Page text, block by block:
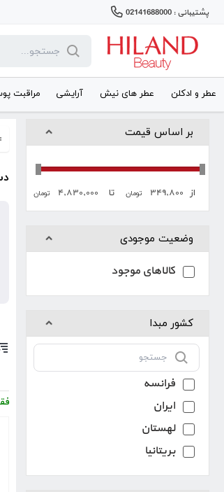
پشتیبانی : 02141688000
عطر و ادکلن عطر های نیش آرایشی مراقبت
بر اساس قیمت
از ۳۴۹,۸۰۰ تومان تا ۴,۸۳۰,۰۰۰ تومان
وضعیت موجودی
کالاهای موجود
کشور مبدا
فرانسه
ایران
لهستان
بریتانیا